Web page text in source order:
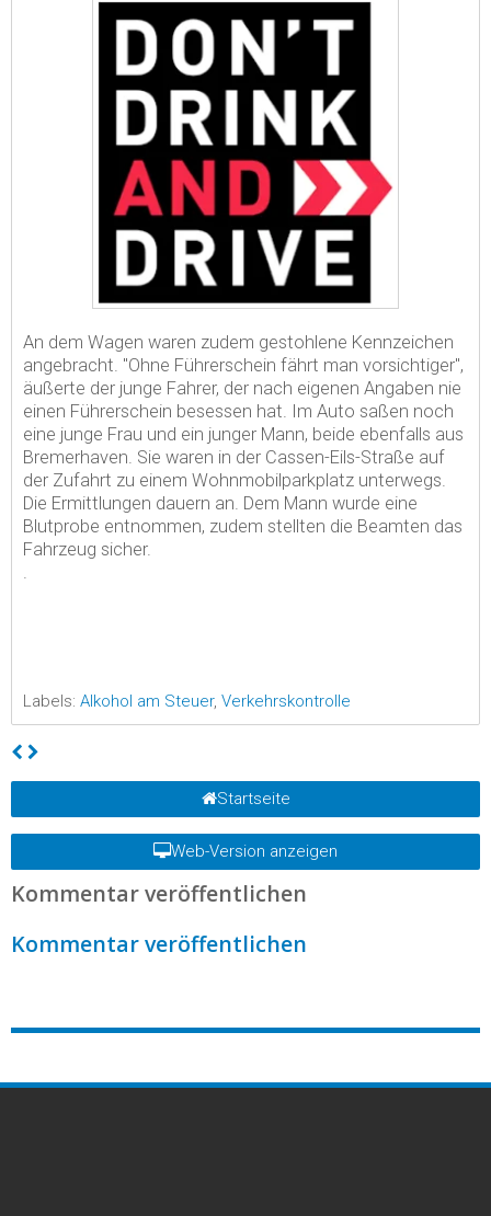
An dem Wagen waren zudem gestohlene Kennzeichen
angebracht. "Ohne Führerschein fährt man vorsichtiger",
äußerte der junge Fahrer, der nach eigenen Angaben nie
einen Führerschein besessen hat. Im Auto saßen noch
eine junge Frau und ein junger Mann, beide ebenfalls aus
Bremerhaven. Sie waren in der Cassen-Eils-Straße auf
der Zufahrt zu einem Wohnmobilparkplatz unterwegs.
Die Ermittlungen dauern an. Dem Mann wurde eine
Blutprobe entnommen, zudem stellten die Beamten das
Fahrzeug sicher.
Labels: Alkohol am Steuer, Verkehrskontrolle
Startseite
Web-Version anzeigen
Kommentar veröffentlichen
Kommentar veröffentlichen